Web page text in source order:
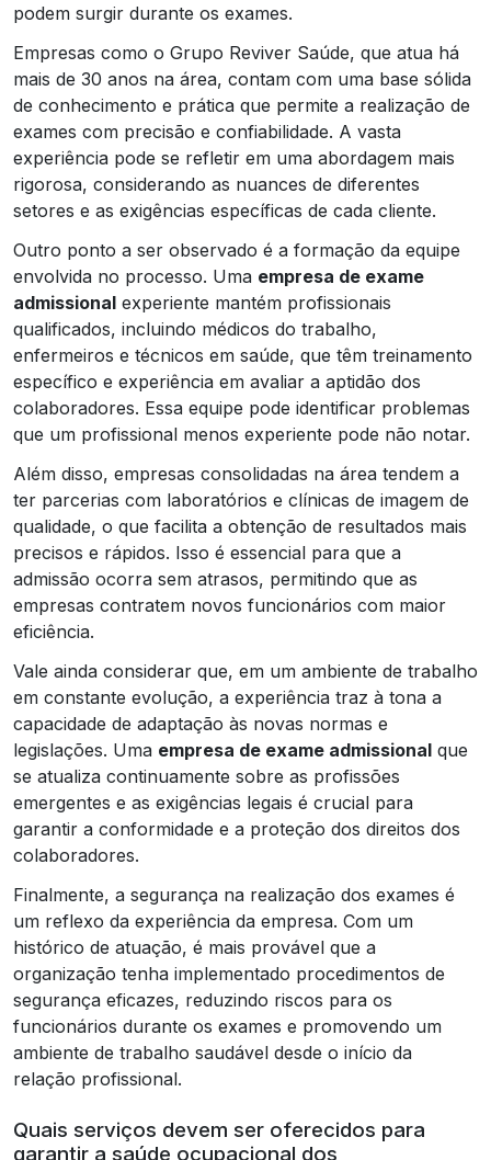
podem surgir durante os exames.
Empresas como o Grupo Reviver Saúde, que atua há
mais de 30 anos na área, contam com uma base sólida
de conhecimento e prática que permite a realização de
exames com precisão e confiabilidade. A vasta
experiência pode se refletir em uma abordagem mais
rigorosa, considerando as nuances de diferentes
setores e as exigências específicas de cada cliente.
Outro ponto a ser observado é a formação da equipe
envolvida no processo. Uma empresa de exame
admissional experiente mantém profissionais
qualificados, incluindo médicos do trabalho,
enfermeiros e técnicos em saúde, que têm treinamento
específico e experiência em avaliar a aptidão dos
colaboradores. Essa equipe pode identificar problemas
que um profissional menos experiente pode não notar.
Além disso, empresas consolidadas na área tendem a
ter parcerias com laboratórios e clínicas de imagem de
qualidade, o que facilita a obtenção de resultados mais
precisos e rápidos. Isso é essencial para que a
admissão ocorra sem atrasos, permitindo que as
empresas contratem novos funcionários com maior
eficiência.
Vale ainda considerar que, em um ambiente de trabalho
em constante evolução, a experiência traz à tona a
capacidade de adaptação às novas normas e
legislações. Uma empresa de exame admissional que
se atualiza continuamente sobre as profissões
emergentes e as exigências legais é crucial para
garantir a conformidade e a proteção dos direitos dos
colaboradores.
Finalmente, a segurança na realização dos exames é
um reflexo da experiência da empresa. Com um
histórico de atuação, é mais provável que a
organização tenha implementado procedimentos de
segurança eficazes, reduzindo riscos para os
funcionários durante os exames e promovendo um
ambiente de trabalho saudável desde o início da
relação profissional.
Quais serviços devem ser oferecidos para
garantir a saúde ocupacional dos